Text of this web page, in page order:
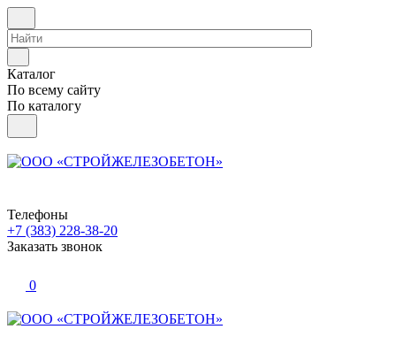
Каталог
По всему сайту
По каталогу
Телефоны
+7 (383) 228-38-20
Заказать звонок
0